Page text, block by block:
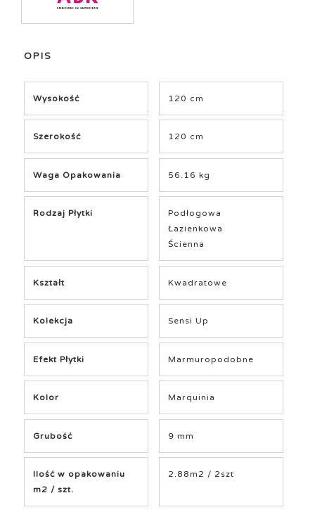
OPIS
Wysokość 120 cm
Szerokość 120 cm
Waga Opakowania 56.16 kg
Rodzaj Płytki
Podłogowa
Łazienkowa
Ścienna
Kształt Kwadratowe
Kolekcja Sensi Up
Efekt Płytki Marmuropodobne
Kolor Marquinia
Grubość 9 mm
Ilość w opakowaniu
m2 / szt.
2.88m2 / 2szt